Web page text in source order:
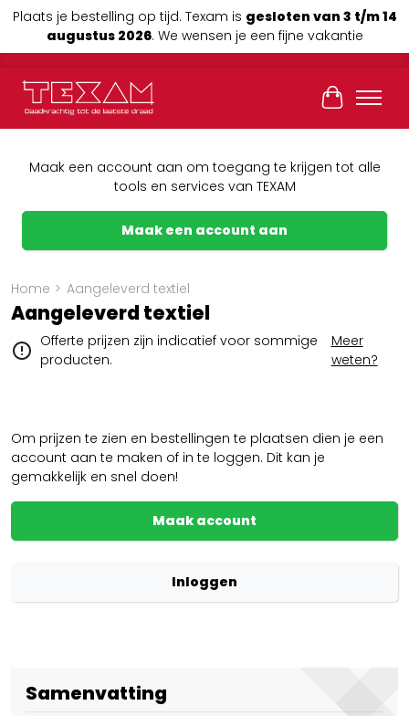
Plaats je bestelling op tijd. Texam is gesloten van 3 t/m 14
augustus 2026. We wensen je een fijne vakantie
Maak een account aan om toegang te krijgen tot alle
tools en services van TEXAM
Maak een account aan
Home > Aangeleverd textiel
Aangeleverd textiel
Offerte prijzen zijn indicatief voor sommige
producten.
Meer
weten?
Om prijzen te zien en bestellingen te plaatsen dien je een
account aan te maken of in te loggen. Dit kan je
gemakkelijk en snel doen!
Maak account
Inloggen
Samenvatting